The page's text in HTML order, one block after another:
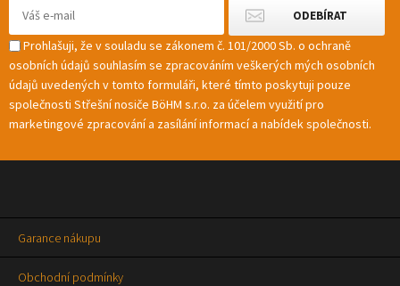
Prohlašuji, že v souladu se zákonem č. 101/2000 Sb. o ochraně
osobních údajů souhlasím se zpracováním veškerých mých osobních
údajů uvedených v tomto formuláři, které tímto poskytuji pouze
společnosti Střešní nosiče BöHM s.r.o. za účelem využití pro
marketingové zpracování a zasílání informací a nabídek společnosti.
Garance nákupu
Obchodní podmínky